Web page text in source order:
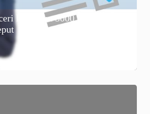
la tara cu 5000 de euro: ce